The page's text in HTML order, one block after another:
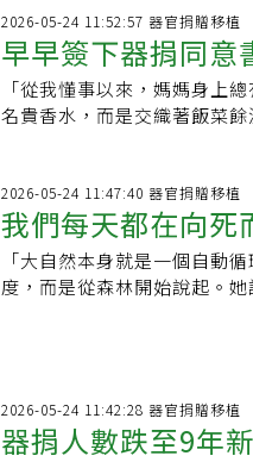
2026-05-24 11:52:57 器官捐贈移植
早早簽下器捐同意
的媽媽很前衛
「從我懂事以來，媽媽身上
名貴香水，而是交織著飯菜
的樣貌。5年前，母親罹癌過
她繼續看花、看世界。
2026-05-24 11:47:40 器官捐贈移植
我們每天都在向死
的To do list
「大自然本身就是一個自動
度，而是從森林開始說起。
2026-05-24 11:42:28 器官捐贈移植
器捐人數跌至9年